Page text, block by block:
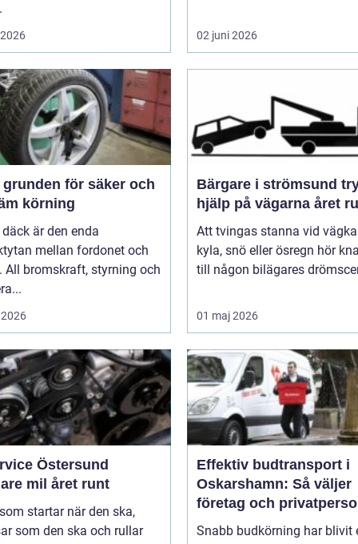
02 juni 2026
körning
är den enda
mellan fordonet och
All bromskraft, styrning och
Bärgare i strömsund trygg
hjälp på vägarna året
Att tvingas stanna vid
kyla, snö eller ösregn hör
till någon bilägares
01 maj 2026
Östersund
mil året runt
startar när den ska,
som den ska och rullar
Effektiv budtransport i
Oskarshamn: Så väljer
företag och
rätt lösning
Snabb budkörning har blivit